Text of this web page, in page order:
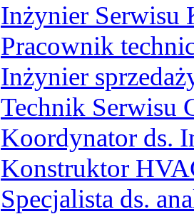
Inżynier Serwisu
Pracownik
Inżynier
Technik Serwisu
Koordynator ds.
Konstruktor
Specjalista ds.